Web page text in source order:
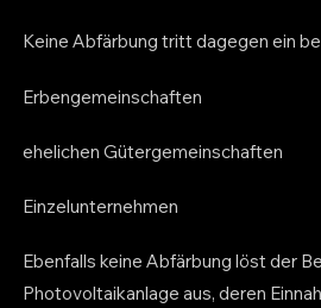
Keine Abfärbung tritt dagegen ein
Erbengemeinschaften
ehelichen Gütergemeinschaften
Einzelunternehmen
Ebenfalls keine Abfärbung löst der
Photovoltaikanlage aus, deren